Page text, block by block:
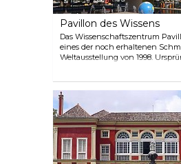
Pavillon des Wissens
Das Wissenschaftszentrum
eines der noch erhaltenen
Weltausstellung von 1998.
gebaut, um die Geheimnisse der
erforschen, aber heute bietet er
zu Chemie, Physik und anderen
wissenschaftlichen Themen, die
ein jüngeres Publikum richten.